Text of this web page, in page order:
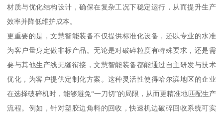
材质与优化结构设计，确保在复杂工况下稳定运行，从而提升生产
效率并降低维护成本。
更重要的是，文慧智能装备不仅提供标准化设备，还以专业的水准
为客户量身定做非标产品。无论是对破碎粒度有特殊要求，还是需
要与其他生产线无缝衔接，文慧智能装备都能通过自主研发与技术
优化，为客户提供定制化方案。这种灵活性使得哈尔滨地区的企业
在选择破碎机时，能够避免“一刀切”的局限，从而更精准地匹配生产
流程。例如，针对塑胶边角料的回收，快速机边破碎回收系统可实